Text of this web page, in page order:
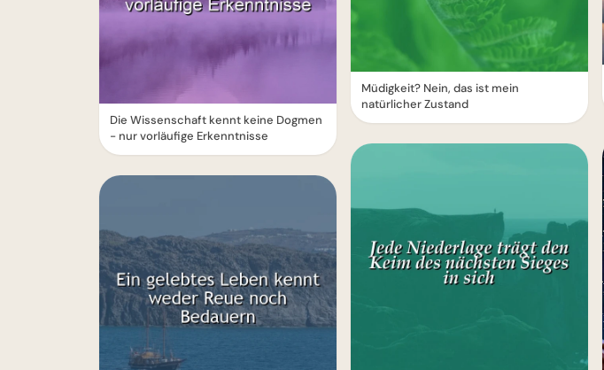
Die Wissenschaft kennt keine Dogmen
- nur vorläufige Erkenntnisse
Müdigkeit? Nein, das ist mein
natürlicher Zustand